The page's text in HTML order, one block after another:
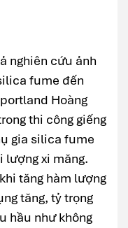
nghiên cứu ảnh
fume đến
Hoàng
thi công giếng
gia silica fume
lượng xi măng.
tăng hàm lượng
tăng, tỷ trọng
hầu như không